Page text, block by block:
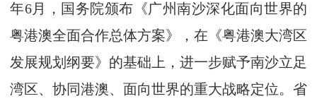
年6月，国务院颁布《广州南沙深化面向世界的
粤港澳全面合作总体方案》，在《粤港澳大湾区
发展规划纲要》的基础上，进一步赋予南沙立足
湾区、协同港澳、面向世界的重大战略定位。省